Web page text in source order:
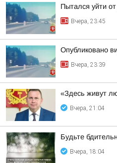
Пытался уйти
Вчера, 23:45
Опубликовано
Вчера, 23:39
«Здесь живут
Вчера, 21:04
Будьте
Вчера, 18:04